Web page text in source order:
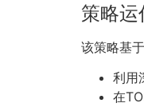
策略运
该策略基于
利用
在